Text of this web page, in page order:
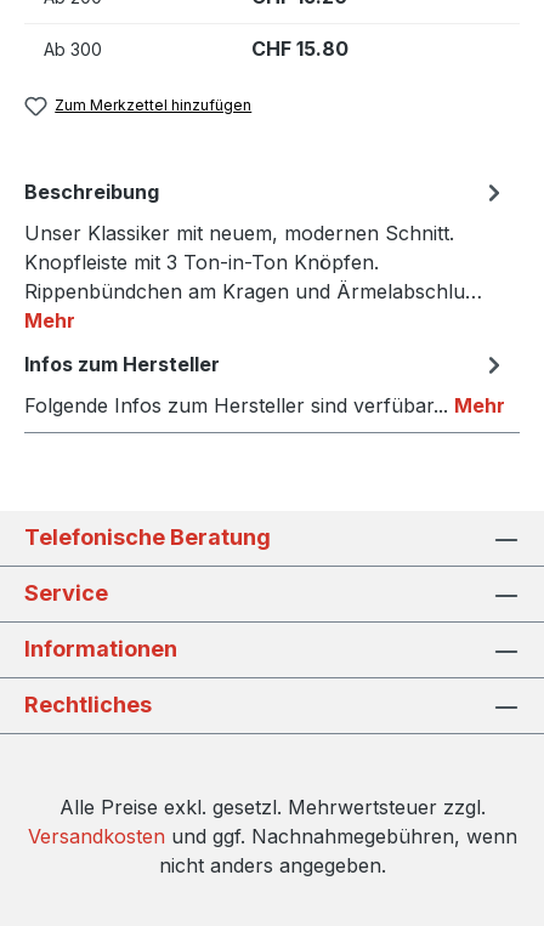
Ab 300 CHF 15.80
Zum Merkzettel hinzufügen
Beschreibung
Unser Klassiker mit neuem, modernen Schnitt.
Knopfleiste mit 3 Ton-in-Ton Knöpfen.
Rippenbündchen am Kragen und Ärmelabschlu…
Mehr
Infos zum Hersteller
Folgende Infos zum Hersteller sind verfübar... Mehr
Telefonische Beratung
Service
Informationen
Rechtliches
Alle Preise exkl. gesetzl. Mehrwertsteuer zzgl.
Versandkosten und ggf. Nachnahmegebühren, wenn
nicht anders angegeben.